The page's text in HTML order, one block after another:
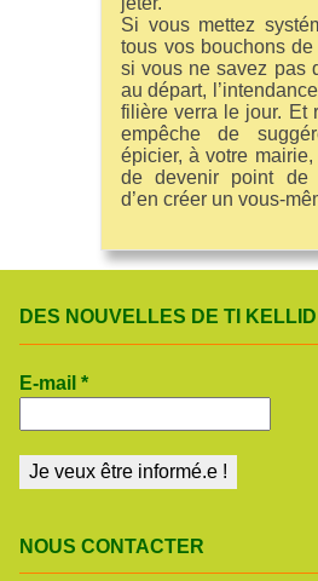
Si vous mettez
tous vos bouchons de
si vous ne savez pas
au départ,
filière verra le jour. Et
empêche de
épicier, à votre
de devenir point de
d’en créer un vous-
DES NOUVELLES DE TI
E-mail *
NOUS CONTACTER